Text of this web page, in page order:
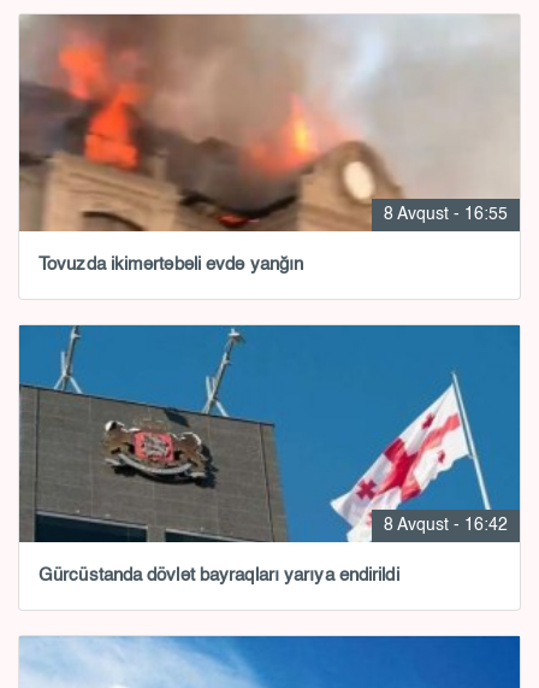
8 Avqust - 16:55
Tovuzda ikimərtəbəli evdə yanğın
8 Avqust - 16:42
Gürcüstanda dövlət bayraqları yarıya endirildi